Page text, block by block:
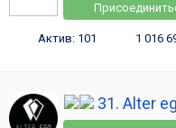
Актив: 101 1 016
31. Alter